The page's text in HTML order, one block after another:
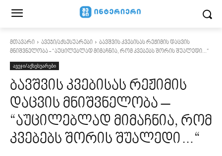
მთავარი ავეჯი/აქსესუარები
ბავშვის კვებისას რეჟიმის დაცვის
მნიშვნელობა - “აუცილებლად მიმაჩნია, რომ კვებებს შორის შუალედი...“
ავეჯი/აქსესუარები
ბავშვის კვებისას რეჟიმის
დაცვის მნიშვნელობა –
“აუცილებლად მიმაჩნია, რომ
კვებებს შორის შუალედი…“